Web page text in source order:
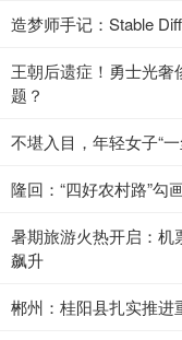
造梦师手记：Stable
王朝后遗症！勇士光
题？
不堪入目，年轻女子“
隆回：“四好农村路”勾
暑期旅游火热开启：机
飙升
郴州：桂阳县扎实推进